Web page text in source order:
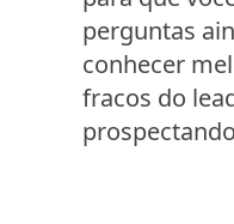
perguntas
conhecer
fracos do